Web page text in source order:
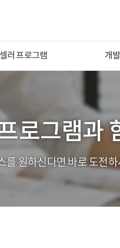
러 프로그램
리셀러팩
개
API 사용방법
API Test
로그램과
를 원하신다면 바로 도전